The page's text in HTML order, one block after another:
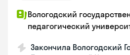
Вологодский
педагогический
Закончила Вологодский